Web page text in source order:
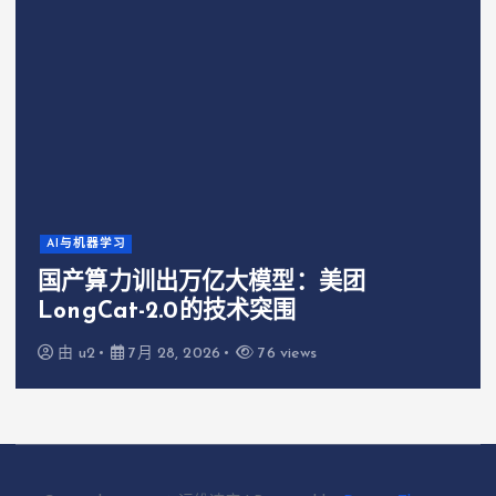
AI与机器学习
国产算力训出万亿大模型：美团
LongCat-2.0的技术突围
由 u2 7月 28, 2026 76 views